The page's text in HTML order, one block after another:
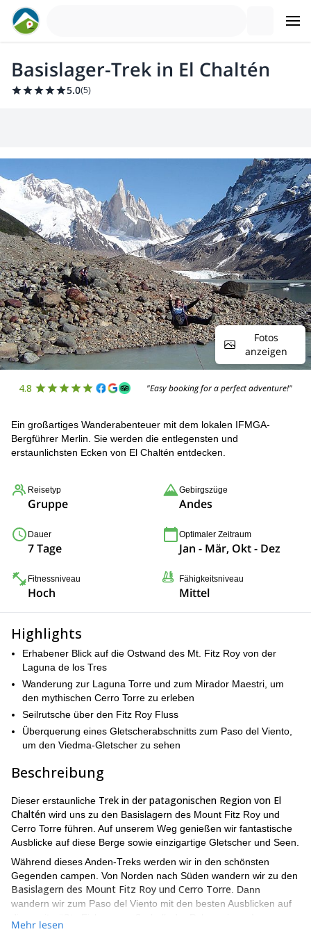
Basislager-Trek in El Chaltén
5.0(5)
Fotos
anzeigen
4.8 "Easy booking for a perfect adventure!"
Ein großartiges Wanderabenteuer mit dem lokalen IFMGA-
Bergführer Merlin. Sie werden die entlegensten und
erstaunlichsten Ecken von El Chaltén entdecken.
Reisetyp
Gruppe
Gebirgszüge
Andes
Dauer
7 Tage
Optimaler Zeitraum
Jan - Mär, Okt - Dez
Fitnessniveau
Hoch
Fähigkeitsniveau
Mittel
Highlights
Erhabener Blick auf die Ostwand des Mt. Fitz Roy von der
Laguna de los Tres
Wanderung zur Laguna Torre und zum Mirador Maestri, um
den mythischen Cerro Torre zu erleben
Seilrutsche über den Fitz Roy Fluss
Überquerung eines Gletscherabschnitts zum Paso del Viento,
um den Viedma-Gletscher zu sehen
Beschreibung
Dieser erstaunliche Trek in der patagonischen Region von El
Chaltén wird uns zu den Basislagern des Mount Fitz Roy und
Cerro Torre führen. Auf unserem Weg genießen wir fantastische
Ausblicke auf diese Berge sowie einzigartige Gletscher und Seen.
Während dieses Anden-Treks werden wir in den schönsten
Gegenden campen. Von Norden nach Süden wandern wir zu den
Basislagern des Mount Fitz Roy und Cerro Torre . Dann
wandern wir zum Paso del Viento mit den besten Ausblicken auf
Mehr lesen